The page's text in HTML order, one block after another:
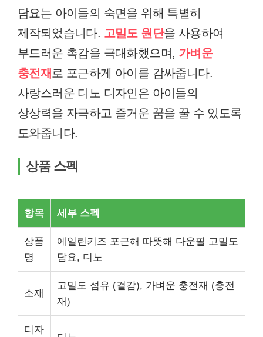
담요는 아이들의 숙면을 위해 특별히
제작되었습니다. 고밀도 원단을 사용하여
부드러운 촉감을 극대화했으며, 가벼운
충전재 로 포근하게 아이를 감싸줍니다.
사랑스러운 디노 디자인은 아이들의
상상력을 자극하고 즐거운 꿈을 꿀 수 있도록
도와줍니다.
상품 스펙
항목 세부 스펙
상품
명
에일린키즈 포근해 따뜻해 다운필 고밀도
담요, 디노
소재
고밀도 섬유 (겉감), 가벼운 충전재 (충전
재)
디자